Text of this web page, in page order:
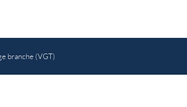
branche (VGT)